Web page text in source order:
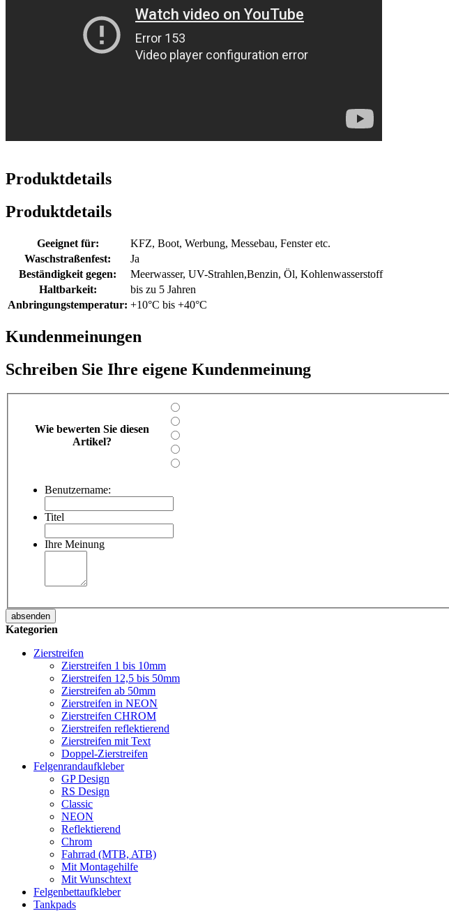
Produktdetails
Produktdetails
Geeignet für:
KFZ, Boot, Werbung, Messebau, Fenster etc.
Waschstraßenfest:
Ja
Beständigkeit gegen:
Meerwasser, UV-Strahlen,Benzin, Öl, Kohlenwasserstoff
Haltbarkeit:
bis zu 5 Jahren
Anbringungstemperatur: +10°C bis +40°C
Kundenmeinungen
Schreiben Sie Ihre eigene Kundenmeinung
Wie bewerten Sie diesen
Artikel?
Benutzername:
Titel
Ihre Meinung
absenden
Kategorien
Zierstreifen
Zierstreifen 1 bis 10mm
Zierstreifen 12,5 bis 50mm
Zierstreifen ab 50mm
Zierstreifen in NEON
Zierstreifen CHROM
Zierstreifen reflektierend
Zierstreifen mit Text
Doppel-Zierstreifen
Felgenrandaufkleber
GP Design
RS Design
Classic
NEON
Reflektierend
Chrom
Fahrrad (MTB, ATB)
Mit Montagehilfe
Mit Wunschtext
Felgenbettaufkleber
Tankpads